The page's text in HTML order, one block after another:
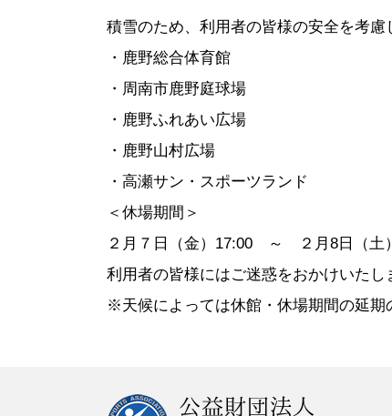
●専門委
●登録スポーツ少年団
●スポー
積雪のため、利用者の皆様の安全を考慮
・鹿野総合体育館
・周南市鹿野庭球場
・鹿野ふれあい広場
・鹿野山村広場
・高瀬サン・スポーツランド
＜休場期間＞
２月７日（金）17:00 ～ ２月8日（土
利用者の皆様にはご迷惑をおかけいたし
※天候によっては休館・休場期間の延期